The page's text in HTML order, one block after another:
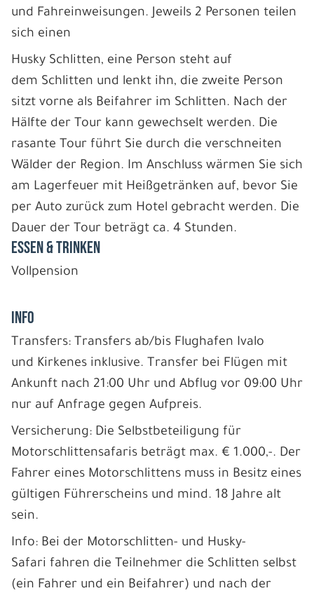
und Fahreinweisungen. Jeweils 2 Personen teilen
sich einen
Husky Schlitten, eine Person steht auf
dem Schlitten und lenkt ihn, die zweite Person
sitzt vorne als Beifahrer im Schlitten. Nach der
Hälfte der Tour kann gewechselt werden. Die
rasante Tour führt Sie durch die verschneiten
Wälder der Region. Im Anschluss wärmen Sie sich
am Lagerfeuer mit Heißgetränken auf, bevor Sie
per Auto zurück zum Hotel gebracht werden. Die
Dauer der Tour beträgt ca. 4 Stunden.
ESSEN & TRINKEN
Vollpension
INFO
Transfers: Transfers ab/bis Flughafen Ivalo
und Kirkenes inklusive. Transfer bei Flügen mit
Ankunft nach 21:00 Uhr und Abflug vor 09:00 Uhr
nur auf Anfrage gegen Aufpreis.
Versicherung: Die Selbstbeteiligung für
Motorschlittensafaris beträgt max. € 1.000,-. Der
Fahrer eines Motorschlittens muss in Besitz eines
gültigen Führerscheins und mind. 18 Jahre alt
sein.
Info: Bei der Motorschlitten- und Husky-
Safari fahren die Teilnehmer die Schlitten selbst
(ein Fahrer und ein Beifahrer) und nach der